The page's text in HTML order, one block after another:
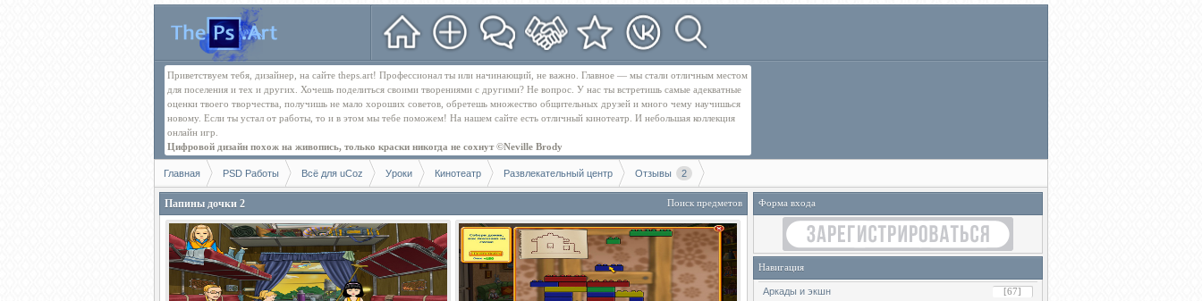
Приветствуем тебя, дизайнер, на сайте theps.art! Профессионал ты или начинающий, не важно. Главное — мы стали отличным местом
для поселения и тех и других. Хочешь поделиться своими творениями с другими? Не вопрос. У нас ты встретишь самые адекватные
оценки твоего творчества, получишь не мало хороших советов, обретешь множество общительных друзей и много чему научишься
новому. Если ты устал от работы, то и в этом мы тебе поможем! На нашем сайте есть отличный кинотеатр. И небольшая коллекция
онлайн игр.
Цифровой дизайн похож на живопись, только краски никогда не сохнут ©Neville Brody
Главная PSD Работы Всё для uCoz Уроки Кинотеатр Развлекательный центр Отзывы 2
Поиск предметов
Папины дочки 2 Форма входа
Навигация
Аркады и экшн [67]